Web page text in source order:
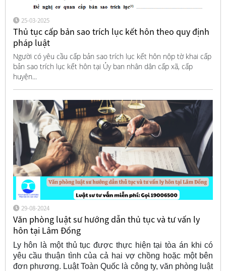
25-03-2025
Thủ tục cấp bản sao trích lục kết hôn theo quy định
pháp luật
Người có yêu cầu cấp bản sao trích lục kết hôn nộp tờ khai cấp
bản sao trích lục kết hôn tại Ủy ban nhân dân cấp xã, cấp
huyện...
29-08-2024
Văn phòng luật sư hướng dẫn thủ tục và tư vấn ly
hôn tại Lâm Đồng
Ly hôn là một thủ tục được thực hiện tại tòa án khi có
yêu cầu thuận tình của cả hai vợ chồng hoặc một bên
đơn phương. Luật Toàn Quốc là công ty, văn phòng luật